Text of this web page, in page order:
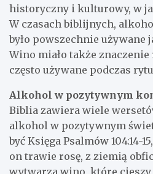
historyczny i kulturowy, w
W czasach biblijnych,
było powszechnie używane
Wino miało także
często używane podczas
Alkohol w pozytywnym
Biblia zawiera wiele
alkohol w pozytywnym
być Księga Psalmów 104:14-
on trawie rosę, z ziemią
wytwarza wino, które cieszy